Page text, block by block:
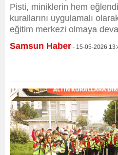
Pisti, miniklerin hem
kurallarını uygulamalı
eğitim merkezi olmaya
Samsun Haber - 15-05-2026